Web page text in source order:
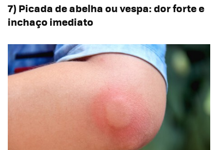
7) Picada de abelha ou vespa: dor forte e
inchaço imediato